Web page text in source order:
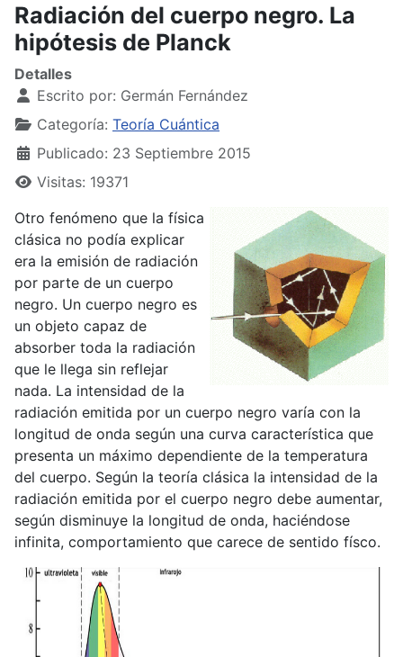
Radiación del cuerpo negro. La
hipótesis de Planck
Detalles
Escrito por: Germán Fernández
Categoría: Teoría Cuántica
Publicado: 23 Septiembre 2015
Visitas: 19371
Otro fenómeno que la física
clásica no podía explicar
era la emisión de radiación
por parte de un cuerpo
negro. Un cuerpo negro es
un objeto capaz de
absorber toda la radiación
que le llega sin reflejar
nada. La intensidad de la
radiación emitida por un cuerpo negro varía con la
longitud de onda según una curva característica que
presenta un máximo dependiente de la temperatura
del cuerpo. Según la teoría clásica la intensidad de la
radiación emitida por el cuerpo negro debe aumentar,
según disminuye la longitud de onda, haciéndose
infinita, comportamiento que carece de sentido físco.